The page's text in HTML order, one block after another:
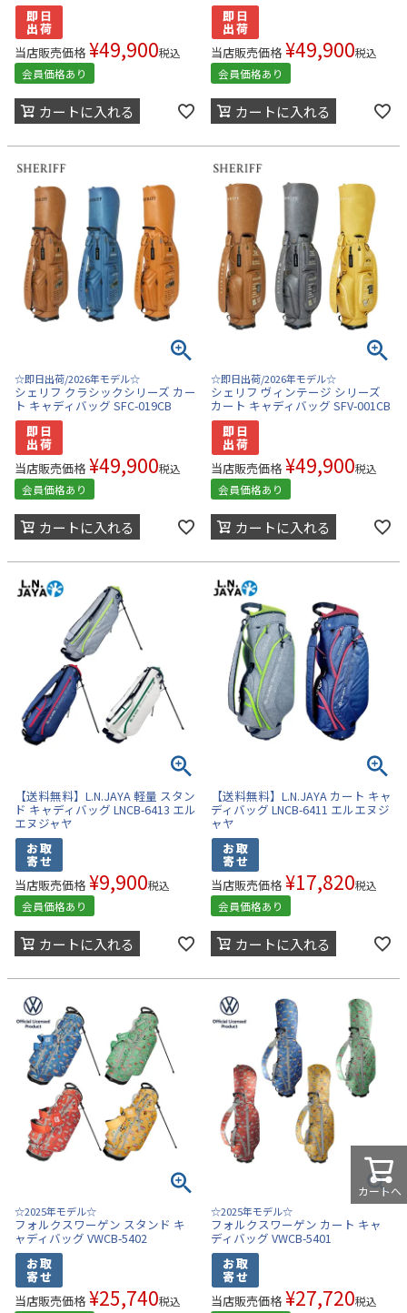
当店販売価格 ¥49,900税込
会員価格あり
カートに入れる
当店販売価格 ¥49,900税込
会員価格あり
カートに入れる
☆即日出荷/2026年モデル☆
シェリフ クラシックシリーズ カー
ト キャディバッグ SFC-019CB
当店販売価格 ¥49,900税込
会員価格あり
カートに入れる
☆即日出荷/2026年モデル☆
シェリフ ヴィンテージ シリーズ
カート キャディバッグ SFV-001CB
当店販売価格 ¥49,900税込
会員価格あり
カートに入れる
【送料無料】L.N.JAYA 軽量 スタン
ド キャディバッグ LNCB-6413 エル
エヌジャヤ
当店販売価格 ¥9,900税込
会員価格あり
カートに入れる
【送料無料】L.N.JAYA カート キャ
ディバッグ LNCB-6411 エルエヌジ
ャヤ
当店販売価格 ¥17,820税込
会員価格あり
カートに入れる
☆2025年モデル☆
フォルクスワーゲン スタンド キ
ャディバッグ VWCB-5402
当店販売価格 ¥25,740税込
☆2025年モデル☆
フォルクスワーゲン カート キャ
ディバッグ VWCB-5401
当店販売価格 ¥27,720税込
カートへ